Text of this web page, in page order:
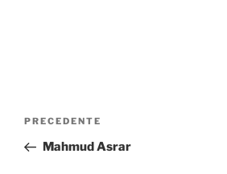
Navigazione
Articolo
precedente:
PRECEDENTE
Mahmud Asrar